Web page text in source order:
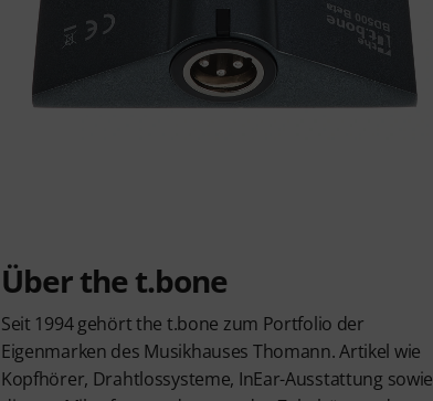
Über the t.bone
Seit 1994 gehört the t.bone zum Portfolio der
Eigenmarken des Musikhauses Thomann. Artikel wie
Kopfhörer, Drahtlossysteme, InEar-Ausstattung sowie